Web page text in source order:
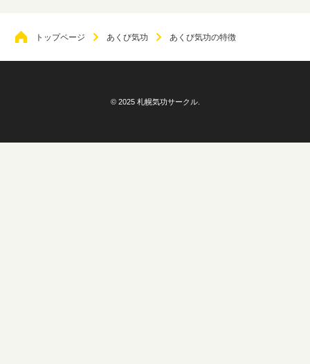
トップページ あくび気功 あくび気功の特徴
© 2025 札幌気功サークル.